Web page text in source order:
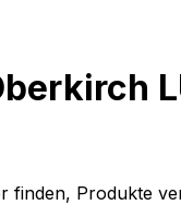
Produkte